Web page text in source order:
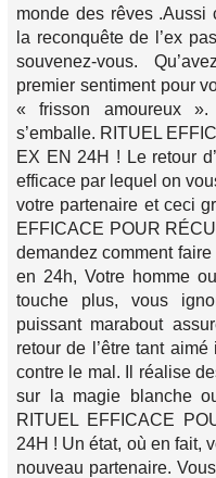
monde des rêves .Aussi
la reconquête de l’ex
souvenez-vous.
premier sentiment pour
« frisson amoureux
s’emballe. RITUEL
EX EN 24H ! Le retour
efficace par lequel on
votre partenaire et ceci
EFFICACE POUR
demandez comment
en 24h, Votre homme
touche plus, vous
puissant marabout
retour de l’être tant
contre le mal. Il réalise
sur la magie blanche
RITUEL EFFICACE
24H ! Un état, où en fait,
nouveau partenaire.